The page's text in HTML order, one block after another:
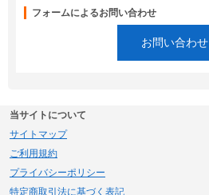
フォームによるお問い合わせ
お問い合わせ
当サイトについて
サイトマップ
ご利用規約
プライバシーポリシー
特定商取引法に基づく表記